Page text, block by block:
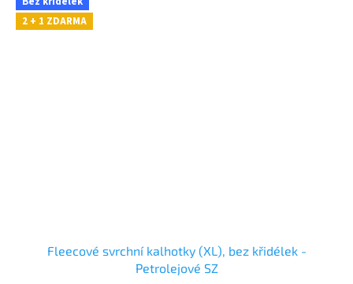
2 + 1 ZDARMA
Fleecové svrchní kalhotky (XL), bez křidélek -
Petrolejové SZ